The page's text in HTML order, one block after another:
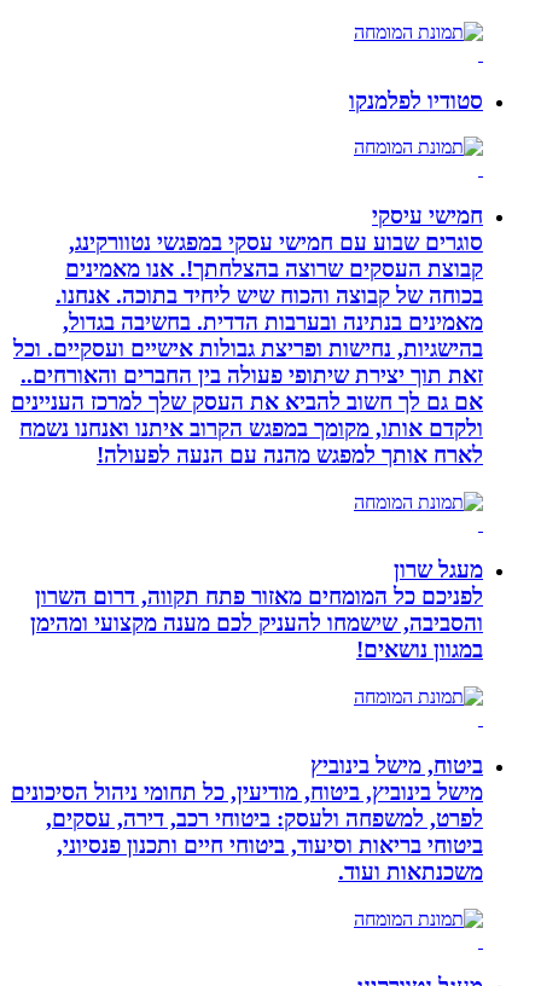
סטודיו לפלמנקו
חמישי עיסקי
סוגרים שבוע עם חמישי עסקי במפגשי נטוורקינג,
קבוצת העסקים שרוצה בהצלחתך!. אנו מאמינים
בכוחה של קבוצה והכוח שיש ליחיד בתוכה. אנחנו.
מאמינים בנתינה ובערבות הדדית. בחשיבה בגדול,
בהישגיות, נחישות ופריצת גבולות אישיים ועסקיים. וכל
זאת תוך יצירת שיתופי פעולה בין החברים והאורחים..
אם גם לך חשוב להביא את העסק שלך למרכז העניינים
ולקדם אותו, מקומך במפגש הקרוב איתנו ואנחנו נשמח
לארח אותך למפגש מהנה עם הנעה לפעולה!
מעגל שרון
לפניכם כל המומחים מאזור פתח תקווה, דרום השרון
והסביבה, שישמחו להעניק לכם מענה מקצועי ומהימן
במגוון נושאים!
ביטוח, מישל בינוביץ
מישל בינוביץ, ביטוח, מודיעין, כל תחומי ניהול הסיכונים
לפרט, למשפחה ולעסק: ביטוחי רכב, דירה, עסקים,
ביטוחי בריאות וסיעוד, ביטוחי חיים ותכנון פנסיוני,
משכנתאות ועוד.